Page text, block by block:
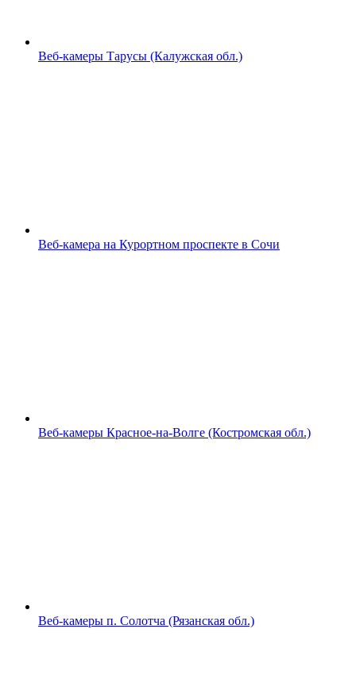
Веб-камеры Тарусы (Калужская обл.)
Веб-камера на Курортном проспекте в Сочи
Веб-камеры Красное-на-Волге (Костромская обл.)
Веб-камеры п. Солотча (Рязанская обл.)